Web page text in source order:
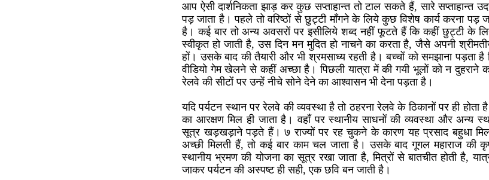
आप ऐसी दार्शनिकता झाड़ कर कुछ सप्ताहान्त तो टाल सकते हैं, सारे सप्ताहान्त
पड़ जाता है। पहले तो वरिष्ठों से छुट्टी माँगने के लिये कुछ विशेष कार्य करना पड़
है। कई बार तो अन्य अवसरों पर इसीलिये शब्द नहीं फूटते हैं कि कहीं छुट्टी के
स्वीकृत हो जाती है, उस दिन मन मुदित हो नाचने का करता है, जैसे अपनी
हों। उसके बाद की तैयारी और भी श्रमसाध्य रहती है। बच्चों को समझाना पड़ता
वीडियो गेम खेलने से कहीं अच्छा है। पिछली यात्रा में की गयी भूलों को न दुहराने
रेलवे की सीटों पर उन्हें नीचे सोने देने का आश्वासन भी देना पड़ता है।
यदि पर्यटन स्थान पर रेलवे की व्यवस्था है तो ठहरना रेलवे के ठिकानों पर ही
का आरक्षण मिल ही जाता है। वहाँ पर स्थानीय साधनों की व्यवस्था और अन्य
सूत्र खड़खड़ाने पड़ते हैं। ७ राज्यों पर रह चुकने के कारण यह प्रसाद बहुधा
अच्छी मिलती हैं, तो कई बार काम चल जाता है। उसके बाद गूगल महाराज की
स्थानीय भ्रमण की योजना का सूत्र रखा जाता है, मित्रों से बातचीत होती है,
जाकर पर्यटन की अस्पष्ट ही सही, एक छवि बन जाती है।